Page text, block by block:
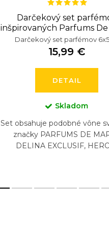
Darčekový set
inšpirovaných Parfums
Darčekový set parfémov
15,99 €
DETAIL
Skladom
Set obsahuje podobné vône
značky PARFUMS DE
DELINA EXCLUSIF,